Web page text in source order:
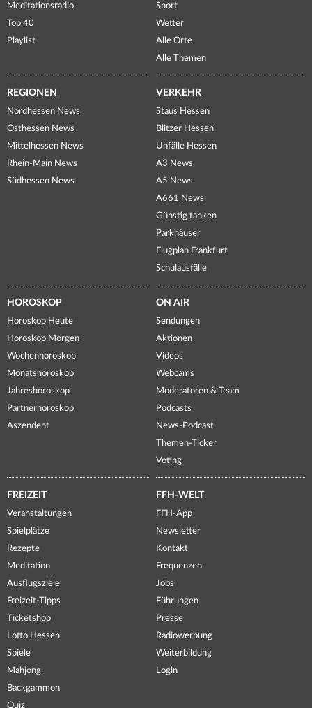
Meditationsradio
Top 40
Playlist
Sport
Wetter
Alle Orte
Alle Themen
REGIONEN
Nordhessen News
Osthessen News
Mittelhessen News
Rhein-Main News
Südhessen News
VERKEHR
Staus Hessen
Blitzer Hessen
Unfälle Hessen
A3 News
A5 News
A661 News
Günstig tanken
Parkhäuser
Flugplan Frankfurt
Schulausfälle
HOROSKOP
Horoskop Heute
Horoskop Morgen
Wochenhoroskop
Monatshoroskop
Jahreshoroskop
Partnerhoroskop
Aszendent
ON AIR
Sendungen
Aktionen
Videos
Webcams
Moderatoren & Team
Podcasts
News-Podcast
Themen-Ticker
Voting
FREIZEIT
Veranstaltungen
Spielplätze
Rezepte
Meditation
Ausflugsziele
Freizeit-Tipps
Ticketshop
Lotto Hessen
Spiele
Mahjong
Backgammon
Quiz
FFH-WELT
FFH-App
Newsletter
Kontakt
Frequenzen
Jobs
Führungen
Presse
Radiowerbung
Weiterbildung
Login